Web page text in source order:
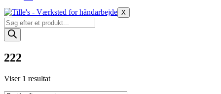
X
Products
search
222
Viser 1 resultat